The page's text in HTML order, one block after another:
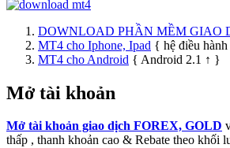
DOWNLOAD PHẦN MỀM GIAO
MT4 cho Iphone, Ipad { hệ điều
MT4 cho Android { Android 2.1 ↑ }
Mở tài khoản
Mở tài khoản giao dịch FOREX, GOLD
thấp , thanh khoản cao & Rebate theo khối